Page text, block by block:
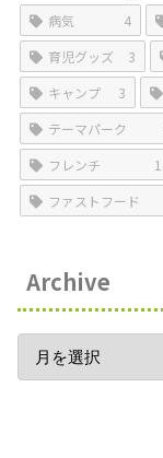
病気
4
育児グッズ
3
キャンプ
3
テーマパーク
フレンチ
1
ファストフード
Archive